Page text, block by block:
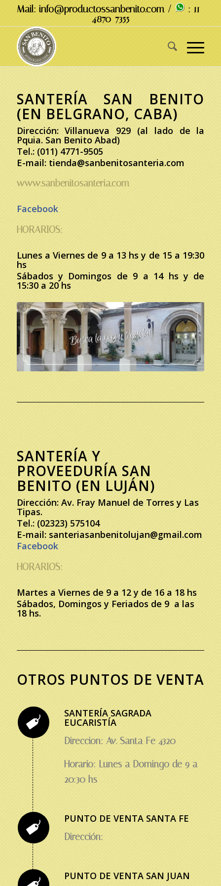
Mail: info@productossanbenito.com /
: 11-
4870-7355
SANTERÍA SAN BENITO
(EN BELGRANO, CABA)
Dirección: Villanueva 929 (al lado de la
Pquia. San Benito Abad)
Tel.: (011) 4771-9505
E-mail: tienda@sanbenitosanteria.com
www.sanbenitosanteria.com
Facebook
HORARIOS:
Lunes a Viernes de 9 a 13 hs y de 15 a 19:30
hs
Sábados y Domingos de 9 a 14 hs y de
15:30 a 20 hs
SANTERÍA Y
PROVEEDURÍA SAN
BENITO (EN LUJÁN)
Dirección: Av. Fray Manuel de Torres y Las
Tipas.
Tel.: (02323) 575104
E-mail: santeriasanbenitolujan@gmail.com
Facebook
HORARIOS:
Martes a Viernes de 9 a 12 y de 16 a 18 hs
Sábados, Domingos y Feriados de 9 a las
18 hs.
OTROS PUNTOS DE VENTA
SANTERÍA SAGRADA
EUCARISTÍA
Direccion: Av. Santa Fe 4320
Horario: Lunes a Domingo de 9 a
20:30 hs
PUNTO DE VENTA SANTA FE
Dirección:
PUNTO DE VENTA SAN JUAN